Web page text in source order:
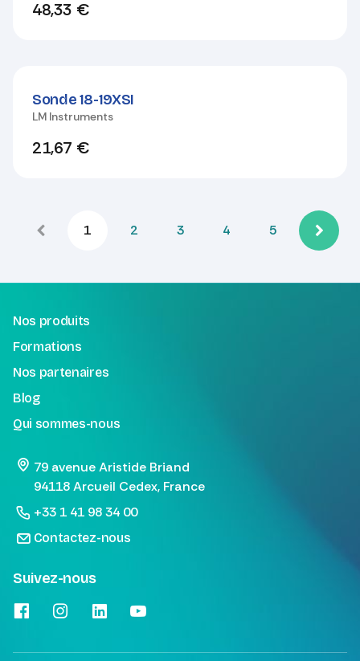
48,33 €
Sonde 18-19XSI
LM Instruments
21,67 €
1 2 3 4 5
Nos produits
Formations
Nos partenaires
Blog
Qui sommes-nous
79 avenue Aristide Briand
94118 Arcueil Cedex, France
+33 1 41 98 34 00
Contactez-nous
Suivez-nous